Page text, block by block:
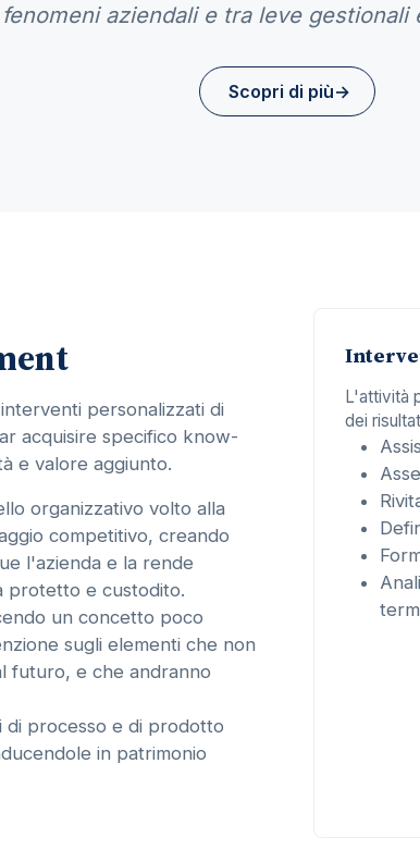
fenomeni aziendali e tra leve gestionali
Scopri di più
personalizzati di
acquisire specifico know-
e valore aggiunto.
organizzativo volto alla
competitivo, creando
l'azienda e la rende
protetto e custodito.
un concetto poco
sugli elementi che non
futuro, e che andranno
di processo e di prodotto
in patrimonio
L'attività
dei